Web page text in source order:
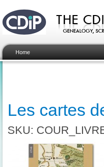
Home
Les cartes
SKU: